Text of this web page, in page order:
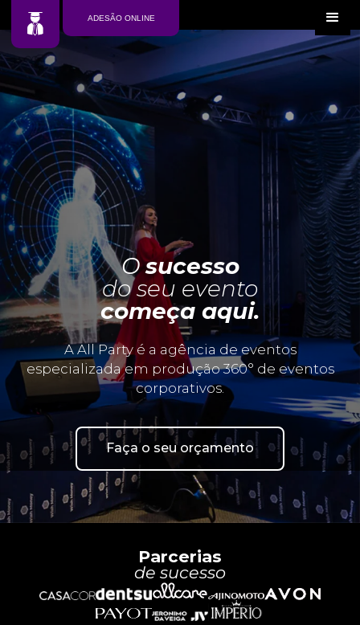
ADESÃO ONLINE
Osucesso
do seu evento
começa aqui.
A All Party é a agência de eventos
especializada em produção 360° de eventos
corporativos.
Faça o seu orçamento
Parcerias
de sucesso